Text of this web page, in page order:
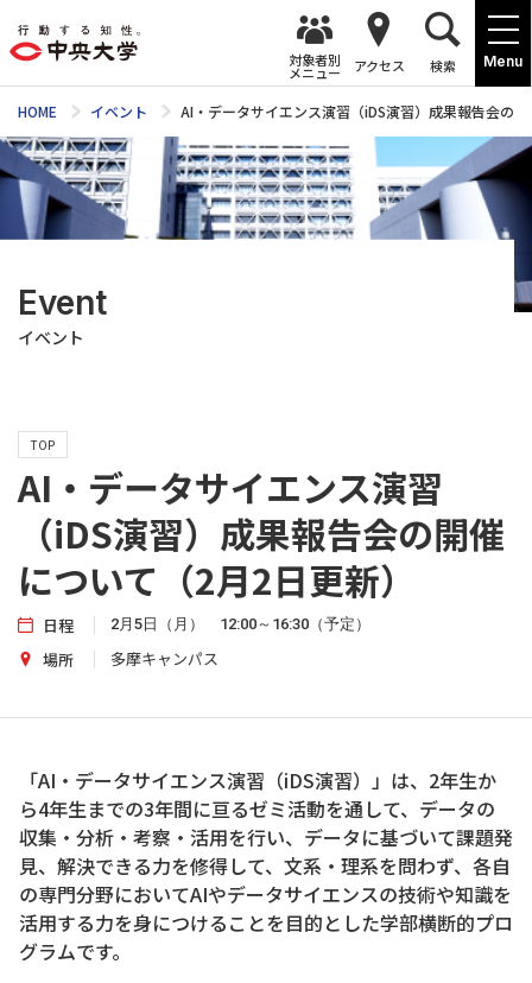
Menu
対象者別
メニュー アクセス 検索
HOME イベント AI・データサイエンス演習（iDS演習）成果報告会の
Event
イベント
TOP
AI・データサイエンス演習
（iDS演習）成果報告会の開催
について（2月2日更新）
日程 2月5日（月） 12:00～16:30（予定）
場所 多摩キャンパス
「AI・データサイエンス演習（iDS演習）」は、2年生か
ら4年生までの3年間に亘るゼミ活動を通して、データの
収集・分析・考察・活用を行い、データに基づいて課題発
見、解決できる力を修得して、文系・理系を問わず、各自
の専門分野においてAIやデータサイエンスの技術や知識を
活用する力を身につけることを目的とした学部横断的プロ
グラムです。